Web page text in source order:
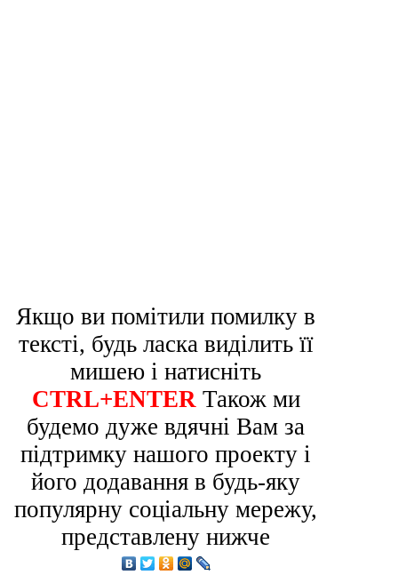
Якщо ви помітили помилку в
тексті, будь ласка виділить її
мишею і натисніть
CTRL+ENTER Також ми
будемо дуже вдячні Вам за
підтримку нашого проекту і
його додавання в будь-яку
популярну соціальну мережу,
представлену нижче